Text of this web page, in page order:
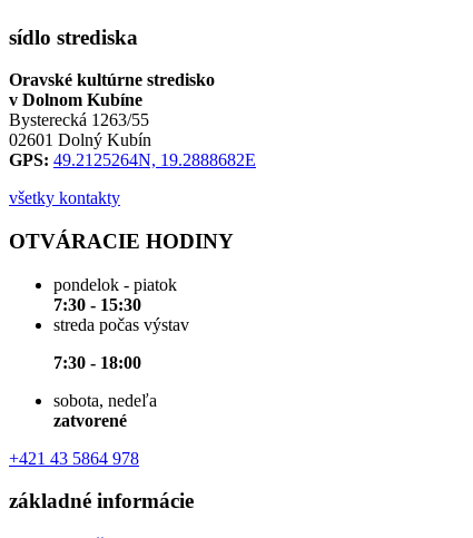
sídlo strediska
Oravské kultúrne stredisko
v Dolnom Kubíne
Bysterecká 1263/55
02601 Dolný Kubín
GPS: 49.2125264N, 19.2888682E
všetky kontakty
OTVÁRACIE HODINY
pondelok - piatok
7:30 - 15:30
streda počas výstav
7:30 - 18:00
sobota, nedeľa
zatvorené
+421 43 5864 978
základné informácie